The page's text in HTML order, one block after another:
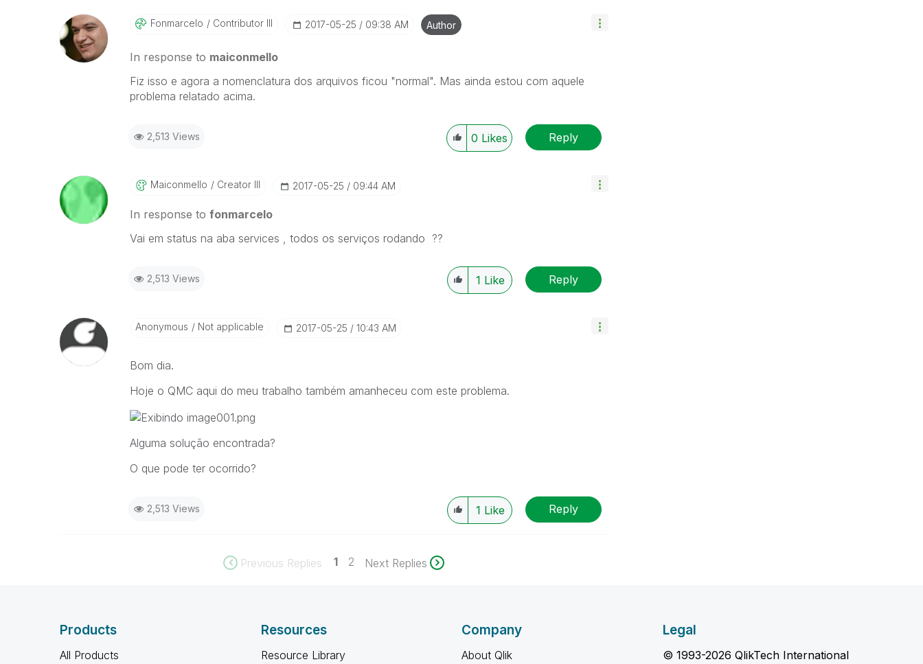
Fonmarcelo Contributor III ‎2017-05-25 09:38 AM Author
In response to maiconmello
Fiz isso e agora a nomenclatura dos arquivos ficou "normal". Mas ainda estou com aquele
problema relatado acima.
2,513 Views 0 Likes Reply
Maiconmello Creator III ‎2017-05-25 09:44 AM
In response to fonmarcelo
Vai em status na aba services , todos os serviços rodando ??
2,513 Views 1 Like Reply
Anonymous Not applicable ‎2017-05-25 10:43 AM
Bom dia.
Hoje o QMC aqui do meu trabalho também amanheceu com este problema.
Alguma solução encontrada?
O que pode ter ocorrido?
2,513 Views 1 Like Reply
Previous Replies 1 2 Next Replies
Products
All Products
Resources
Resource Library
Company
About Qlik
Legal
© 1993-2026 QlikTech International